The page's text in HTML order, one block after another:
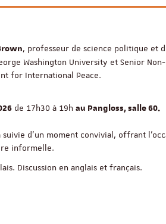
, professeur de science politique et
Washington University et Senior
for International Peace.
de 17h30 à 19h au Pangloss, salle 60.
d’un moment convivial, offrant
informelle.
Discussion en anglais et français.